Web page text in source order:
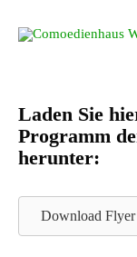
Inhalt
Laden Sie
Programm
herunter:
Download Flyer